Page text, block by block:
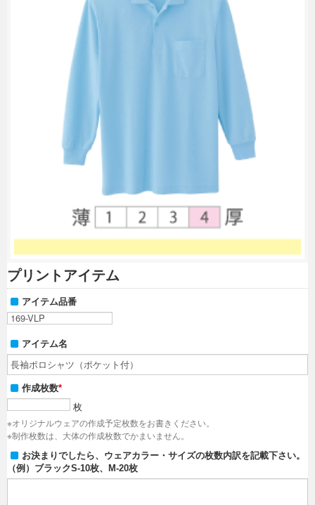
プリントアイテム
アイテム品番
アイテム名
作成枚数*
枚
※オリジナルウェアの作成予定枚数をお書きください。
※制作枚数は、大体の作成枚数でかまいません。
お決まりでしたら、ウェアカラー・サイズの枚数内訳を記載下さい。
（例）ブラックS-10枚、M-20枚